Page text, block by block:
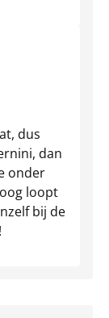
dus
dan
onder
loopt
bij de